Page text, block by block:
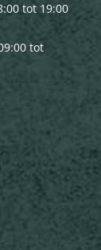
tot 19:00
tot